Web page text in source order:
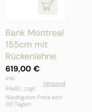
Bank Montreal
155cm mit
Rückenlehne
619,00 €
inkl.
MwSt., zzgl.
Versand
Niedrigster Preis seit
30 Tagen